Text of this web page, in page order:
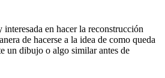
interesada en hacer la reconstrucción
de hacerse a la idea de como queda
un dibujo o algo similar antes de